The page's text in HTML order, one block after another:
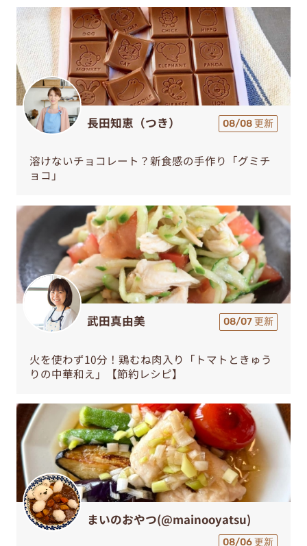
長田知恵（つき） 08/08 更新
溶けないチョコレート？新食感の手作り「グミチ
ョコ」
武田真由美 08/07 更新
火を使わず10分！鶏むね肉入り「トマトときゅう
りの中華和え」【節約レシピ】
まいのおやつ(@mainooyatsu)
08/06 更新